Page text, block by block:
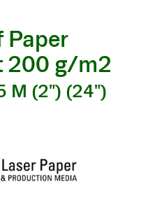
Paper
200 g/m2
M (2") (24")